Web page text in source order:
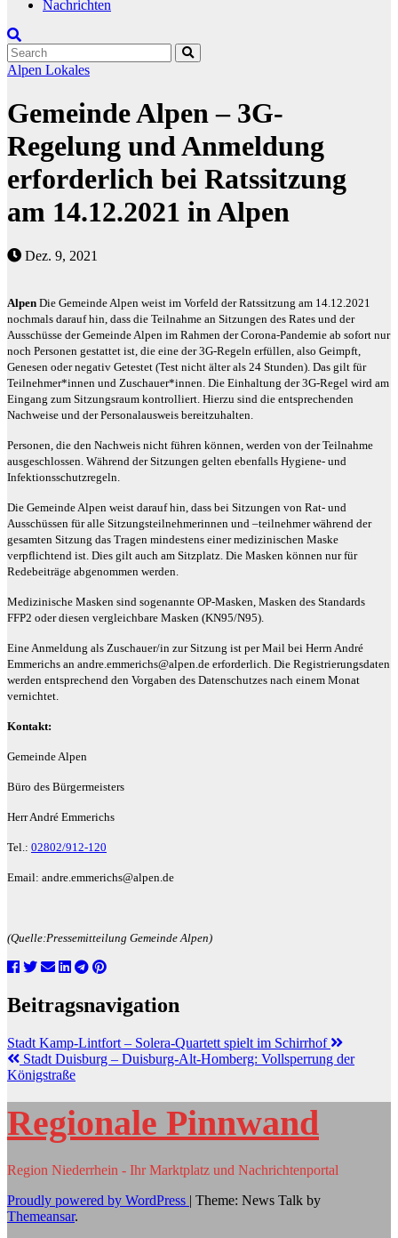
Nachrichten
Alpen Lokales
Gemeinde Alpen – 3G-
Regelung und Anmeldung
erforderlich bei Ratssitzung
am 14.12.2021 in Alpen
Dez. 9, 2021
Alpen Die Gemeinde Alpen weist im Vorfeld der Ratssitzung am 14.12.2021
nochmals darauf hin, dass die Teilnahme an Sitzungen des Rates und der
Ausschüsse der Gemeinde Alpen im Rahmen der Corona-Pandemie ab sofort nur
noch Personen gestattet ist, die eine der 3G-Regeln erfüllen, also Geimpft,
Genesen oder negativ Getestet (Test nicht älter als 24 Stunden). Das gilt für
Teilnehmer*innen und Zuschauer*innen. Die Einhaltung der 3G-Regel wird am
Eingang zum Sitzungsraum kontrolliert. Hierzu sind die entsprechenden
Nachweise und der Personalausweis bereitzuhalten.
Personen, die den Nachweis nicht führen können, werden von der Teilnahme
ausgeschlossen. Während der Sitzungen gelten ebenfalls Hygiene- und
Infektionsschutzregeln.
Die Gemeinde Alpen weist darauf hin, dass bei Sitzungen von Rat- und
Ausschüssen für alle Sitzungsteilnehmerinnen und –teilnehmer während der
gesamten Sitzung das Tragen mindestens einer medizinischen Maske
verpflichtend ist. Dies gilt auch am Sitzplatz. Die Masken können nur für
Redebeiträge abgenommen werden.
Medizinische Masken sind sogenannte OP-Masken, Masken des Standards
FFP2 oder diesen vergleichbare Masken (KN95/N95).
Eine Anmeldung als Zuschauer/in zur Sitzung ist per Mail bei Herrn André
Emmerichs an andre.emmerichs@alpen.de erforderlich. Die Registrierungsdaten
werden entsprechend den Vorgaben des Datenschutzes nach einem Monat
vernichtet.
Kontakt:
Gemeinde Alpen
Büro des Bürgermeisters
Herr André Emmerichs
Tel.: 02802/912-120
Email: andre.emmerichs@alpen.de
(Quelle:Pressemitteilung Gemeinde Alpen)
Beitragsnavigation
Stadt Kamp-Lintfort – Solera-Quartett spielt im Schirrhof
Stadt Duisburg – Duisburg-Alt-Homberg: Vollsperrung der
Königstraße
Regionale Pinnwand
Region Niederrhein - Ihr Marktplatz und Nachrichtenportal
Proudly powered by WordPress | Theme: News Talk by
Themeansar.